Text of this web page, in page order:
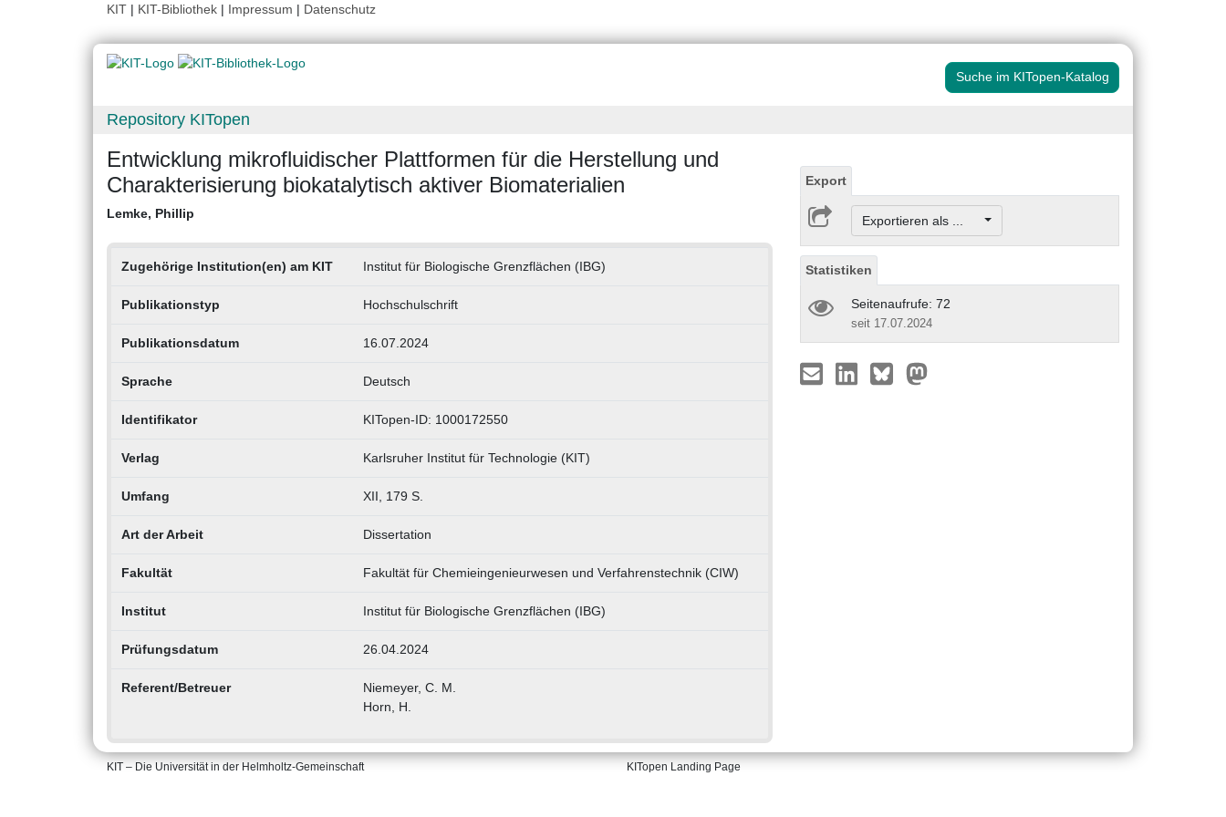
KIT | KIT-Bibliothek | Impressum | Datenschutz
Suche im KITopen-Katalog
Repository KITopen
Entwicklung mikrofluidischer Plattformen für die Herstellung und
Charakterisierung biokatalytisch aktiver Biomaterialien
Lemke, Phillip
Zugehörige Institution(en) am KIT Institut für Biologische Grenzflächen (IBG)
Publikationstyp Hochschulschrift
Publikationsdatum 16.07.2024
Sprache Deutsch
Identifikator KITopen-ID: 1000172550
Verlag Karlsruher Institut für Technologie (KIT)
Umfang XII, 179 S.
Art der Arbeit Dissertation
Fakultät Fakultät für Chemieingenieurwesen und Verfahrenstechnik (CIW)
Institut Institut für Biologische Grenzflächen (IBG)
Prüfungsdatum 26.04.2024
Referent/Betreuer
Niemeyer, C. M.
Horn, H.
Export
Exportieren als ...
Statistiken
Seitenaufrufe: 72
seit 17.07.2024
KIT – Die Universität in der Helmholtz-Gemeinschaft KITopen Landing Page